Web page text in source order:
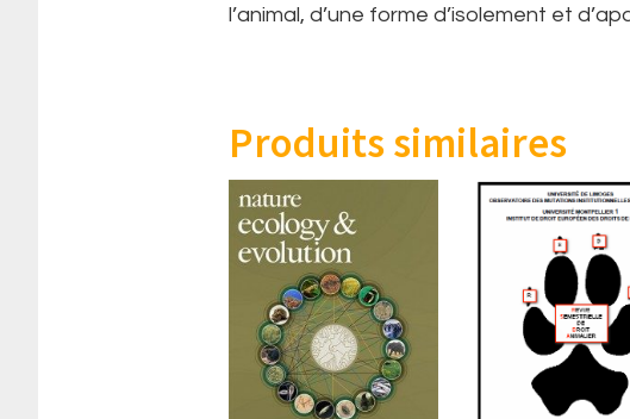
l’animal, d’une forme d’isolement et
Produits similaires